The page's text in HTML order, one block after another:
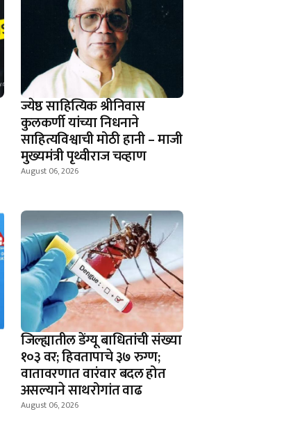
ज्येष्ठ साहित्यिक श्रीनिवास
कुलकर्णी यांच्या निधनाने
साहित्यविश्वाची मोठी हानी – माजी
मुख्यमंत्री पृथ्वीराज चव्हाण
August 06, 2026
जिल्ह्यातील डेंग्यू बाधितांची संख्या
१०३ वर; हिवतापाचे ३७ रुग्ण;
वातावरणात वारंवार बदल होत
असल्याने साथरोगांत वाढ
August 06, 2026